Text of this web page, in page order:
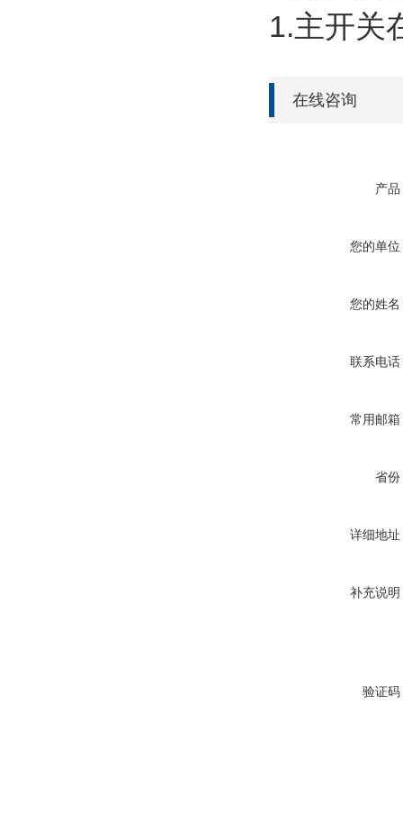
1.主开关
在线咨询
产品
您的单位
您的姓名
联系电话
常用邮箱
省份
详细地址
补充说明
验证码